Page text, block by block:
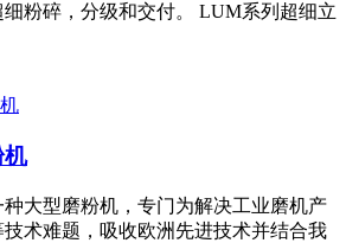
粉碎，分级和交付。 LUM系列超细立
大型磨粉机，专门为解决工业磨机产
术难题，吸收欧洲先进技术并结合我